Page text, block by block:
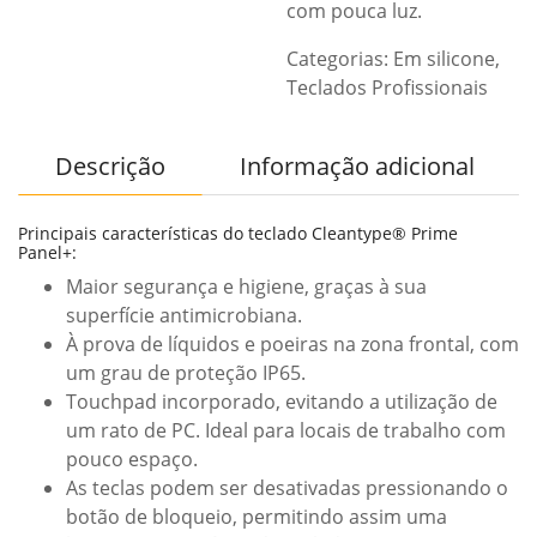
com pouca luz.
Categorias: Em silicone,
Teclados Profissionais
Descrição Informação adicional
Principais características do teclado Cleantype® Prime
Panel+:
Maior segurança e higiene, graças à sua
superfície antimicrobiana.
À prova de líquidos e poeiras na zona frontal, com
um grau de proteção IP65.
Touchpad incorporado, evitando a utilização de
um rato de PC. Ideal para locais de trabalho com
pouco espaço.
As teclas podem ser desativadas pressionando o
botão de bloqueio, permitindo assim uma